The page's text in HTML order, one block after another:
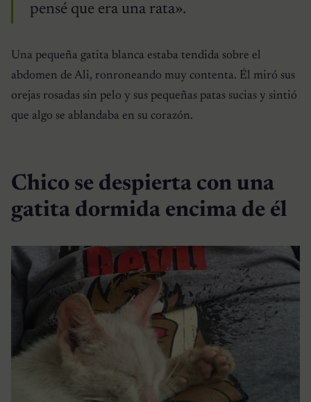
pensé que era una rata».
Una pequeña gatita blanca estaba tendida sobre el
abdomen de Ali, ronroneando muy contenta. Él miró sus
orejas rosadas sin pelo y sus pequeñas patas sucias y sintió
que algo se ablandaba en su corazón.
Chico se despierta con una
gatita dormida encima de él